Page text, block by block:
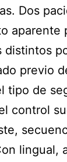
Dos
aparente
distintos
previo
tipo de
control
lingual,